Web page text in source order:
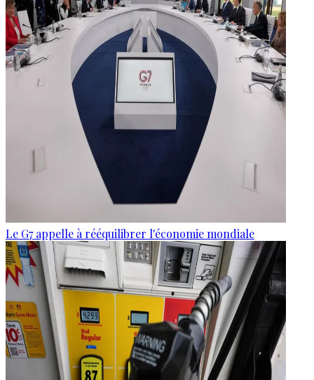
Le G7 appelle à rééquilibrer l'économie mondiale